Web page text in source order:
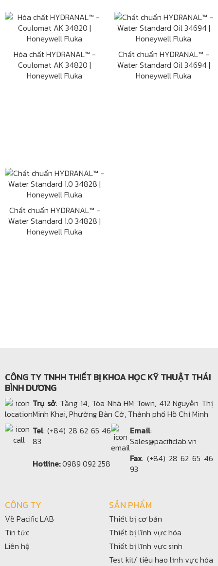
Hóa chất HYDRANAL™ -
Coulomat AK 34820 |
Honeywell Fluka
Chất chuẩn HYDRANAL™ -
Water Standard Oil 34694 |
Honeywell Fluka
Chất chuẩn HYDRANAL™ -
Water Standard 1.0 34828 |
Honeywell Fluka
CÔNG TY TNHH THIẾT BỊ KHOA HỌC KỸ THUẬT THÁI
BÌNH DƯƠNG
Trụ sở: Tầng 14, Tòa Nhà HM Town, 412 Nguyễn Thị
Minh Khai, Phường Bàn Cờ, Thành phố Hồ Chí Minh
Tel: (+84) 28 62 65 46
83
Email:
Sales@pacificlab.vn
Hotline:0989 092 258 Fax: (+84) 28 62 65 46
93
CÔNG TY
Về Pacific LAB
Tin tức
Liên hệ
SẢN PHẨM
Thiết bị cơ bản
Thiết bị lĩnh vực hóa
Thiết bị lĩnh vực sinh
Test kit/ tiêu hao lĩnh vực hóa